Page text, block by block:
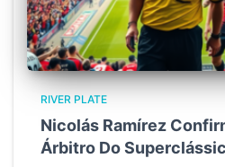
RIVER PLATE
Nicolás Ramírez
Árbitro Do